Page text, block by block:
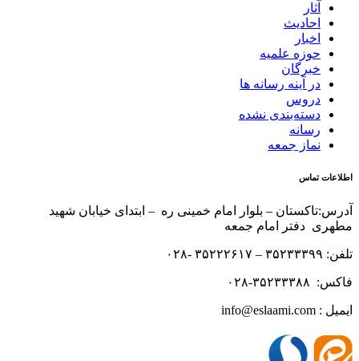
آثار
احادیث
اخبار
حوزه علمیه
خبرگان
در آینه رسانه ها
دروس
دسته‌بندی نشده
رسانه
نماز جمعه
اطلاعات تماس
آدرس:تاکستان – بلوار امام خمینی ره – ابتدای خیابان شهید
مطهری دفتر امام جمعه
تلفن: ۳۵۲۳۳۳۹۹ – ۳۵۲۲۲۶۱۷ -۰۲۸
فاکس: ۳۵۲۳۳۳۸۸-۰۲۸
ایمیل : info@eslaami.com